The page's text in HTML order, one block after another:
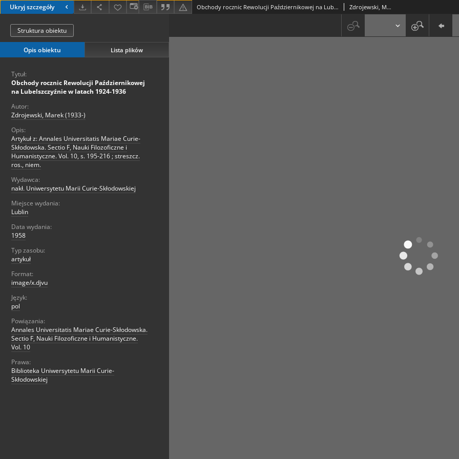
Ukryj szczegóły Obchody rocznic Rewolucji Październikowej na Lubelszczyźnie w latach 1924-1936 Zdrojewski, Marek (1933-)
Struktura obiektu
Opis obiektu Lista plików
Tytuł:
Obchody rocznic Rewolucji Październikowej
na Lubelszczyźnie w latach 1924-1936
Autor:
Zdrojewski, Marek (1933-)
Opis:
Artykuł z: Annales Universitatis Mariae Curie-
Skłodowska. Sectio F, Nauki Filozoficzne i
Humanistyczne. Vol. 10, s. 195-216 ; streszcz.
ros., niem.
Wydawca:
nakł. Uniwersytetu Marii Curie-Skłodowskiej
Miejsce wydania:
Lublin
Data wydania:
1958
Typ zasobu:
artykuł
Format:
image/x.djvu
Język:
pol
Powiązania:
Annales Universitatis Mariae Curie-Skłodowska.
Sectio F, Nauki Filozoficzne i Humanistyczne.
Vol. 10
Prawa:
Biblioteka Uniwersytetu Marii Curie-
Skłodowskiej